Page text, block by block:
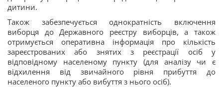
дитини.
Також забезпечується однократність включення
виборця до Державного реєстру виборців, а також
отримується оперативна інформація про кількість
зареєстрованих або знятих з реєстрації осіб у
відповідному населеному пункту (для аналізу чи є
відхилення від звичайного рівня прибуття до
населеного пункту або вибуття з нього осіб).